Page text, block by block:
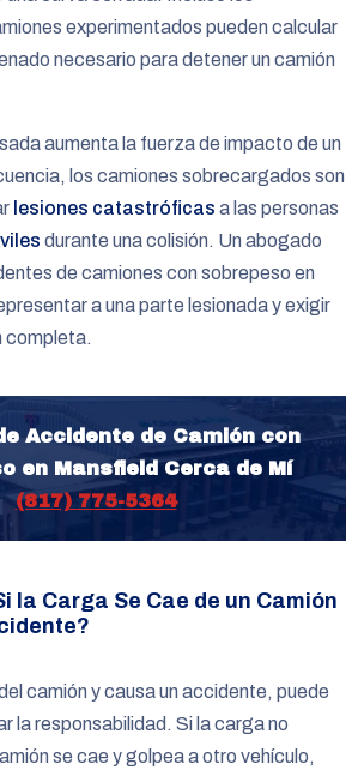
experimentados pueden calcular
necesario para detener un camión
aumenta la fuerza de impacto de un
los camiones sobrecargados son
lesiones catastróficas a las personas
durante una colisión. Un abogado
de camiones con sobrepeso en
a una parte lesionada y exigir
completa.
Accidente de Camión con
en Mansfield Cerca de Mí
(817) 775-5364
la Carga Se Cae de un Camión
camión y causa un accidente, puede
la responsabilidad. Si la carga no
se cae y golpea a otro vehículo,